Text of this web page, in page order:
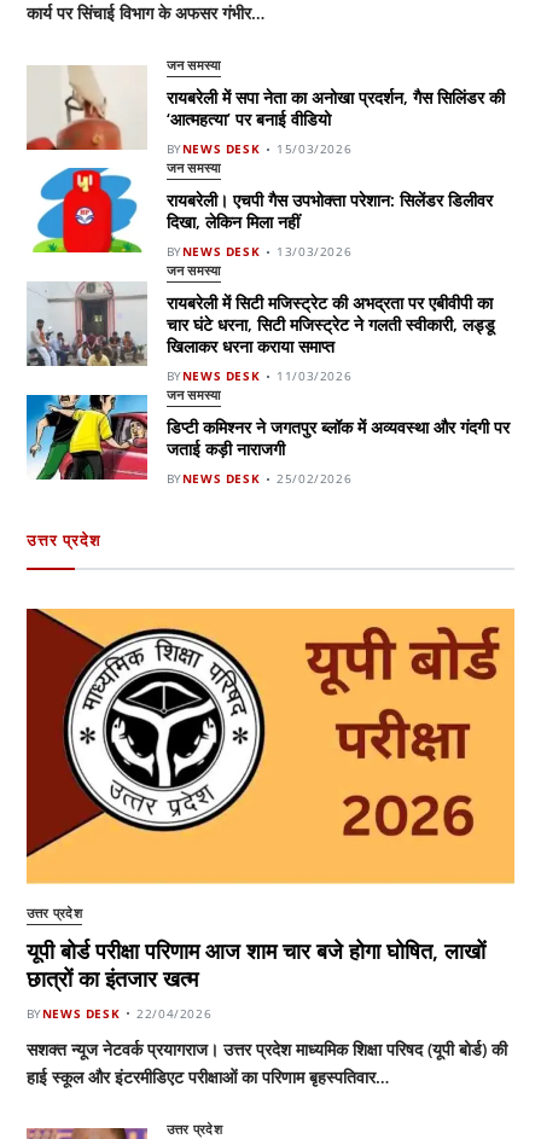
कार्य पर सिंचाई विभाग के अफसर गंभीर…
जन समस्या
रायबरेली में सपा नेता का अनोखा प्रदर्शन, गैस सिलिंडर की
‘आत्महत्या’ पर बनाई वीडियो
BYNEWS DESK 15/03/2026
जन समस्या
रायबरेली। एचपी गैस उपभोक्ता परेशान: सिलेंडर डिलीवर
दिखा, लेकिन मिला नहीं
BYNEWS DESK 13/03/2026
जन समस्या
रायबरेली में सिटी मजिस्ट्रेट की अभद्रता पर एबीवीपी का
चार घंटे धरना, सिटी मजिस्ट्रेट ने गलती स्वीकारी, लड्डू
खिलाकर धरना कराया समाप्त
BYNEWS DESK 11/03/2026
जन समस्या
डिप्टी कमिश्नर ने जगतपुर ब्लॉक में अव्यवस्था और गंदगी पर
जताई कड़ी नाराजगी
BYNEWS DESK 25/02/2026
उत्तर प्रदेश
उत्तर प्रदेश
यूपी बोर्ड परीक्षा परिणाम आज शाम चार बजे होगा घोषित, लाखों
छात्रों का इंतजार खत्म
BYNEWS DESK 22/04/2026
सशक्त न्यूज नेटवर्क प्रयागराज। उत्तर प्रदेश माध्यमिक शिक्षा परिषद (यूपी बोर्ड) की
हाई स्कूल और इंटरमीडिएट परीक्षाओं का परिणाम बृहस्पतिवार…
उत्तर प्रदेश